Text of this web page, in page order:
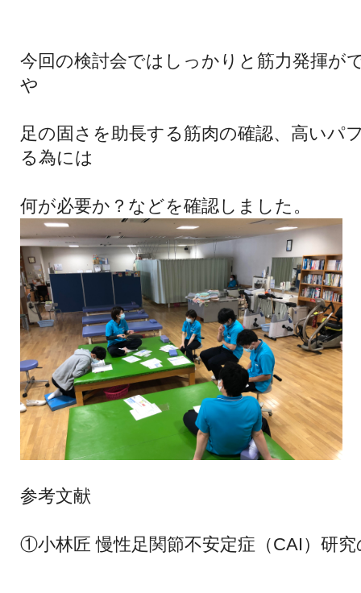
今回の検討会ではしっかりと筋力発揮が
や
足の固さを助長する筋肉の確認、高いパ
る為には
何が必要か？などを確認しました。
参考文献
①小林匠 慢性足関節不安定症（CAI）研